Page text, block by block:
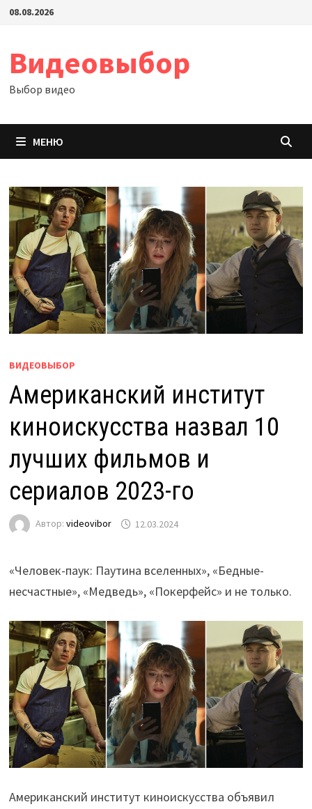
Перейти
08.08.2026
Видеовыбор
Выбор видео
МЕНЮ
ВИДЕОВЫБОР
Американский институт
киноискусства назвал 10
лучших фильмов и
сериалов 2023-го
Автор: videovibor 12.03.2024
«Человек-паук: Паутина вселенных», «Бедные-
несчастные», «Медведь», «Покерфейс» и не только.
Американский институт киноискусства объявил